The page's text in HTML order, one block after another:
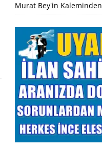
Murat Bey'in Kaleminden